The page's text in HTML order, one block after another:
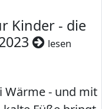
Kinder - die
lesen
Wärme - und mit